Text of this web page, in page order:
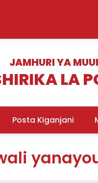
JAMHURI YA
LA
Posta Kiganjani